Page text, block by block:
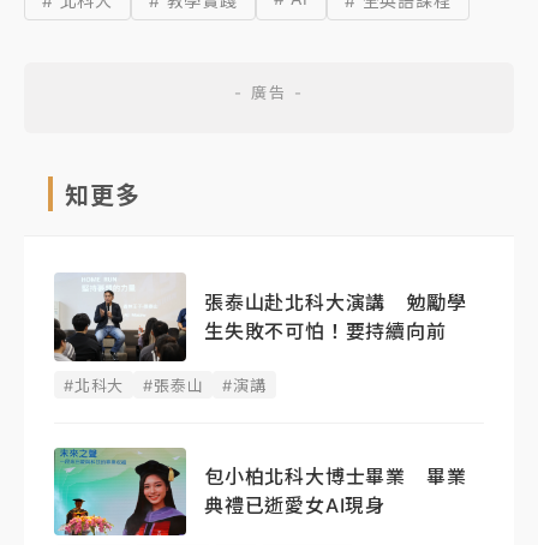
知更多
張泰山赴北科大演講 勉勵學
生失敗不可怕！要持續向前
#北科大 #張泰山 #演講
包小柏北科大博士畢業 畢業
典禮已逝愛女AI現身